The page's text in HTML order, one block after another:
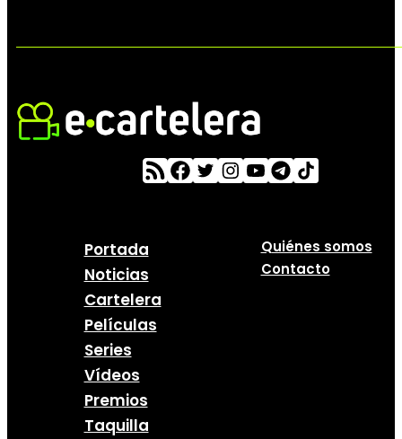
Portada
Noticias
Cartelera
Películas
Series
Vídeos
Premios
Taquilla
Quiénes somos
Contacto